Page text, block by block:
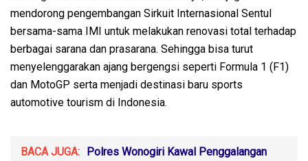
mendorong pengembangan Sirkuit Internasional Sentul
bersama-sama IMI untuk melakukan renovasi total terhadap
berbagai sarana dan prasarana. Sehingga bisa turut
menyelenggarakan ajang bergengsi seperti Formula 1 (F1)
dan MotoGP serta menjadi destinasi baru sports
automotive tourism di Indonesia.
BACA JUGA:
Polres Wonogiri Kawal Penggalangan